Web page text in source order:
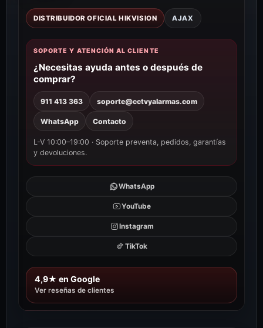
DISTRIBUIDOR OFICIAL HIKVISION AJAX
SOPORTE Y ATENCIÓN AL CLIENTE
¿Necesitas ayuda antes o después de
comprar?
911 413 363 soporte@cctvyalarmas.com
WhatsApp Contacto
L-V 10:00–19:00 · Soporte preventa, pedidos, garantías
y devoluciones.
WhatsApp
YouTube
Instagram
TikTok
4,9★ en Google
Ver reseñas de clientes